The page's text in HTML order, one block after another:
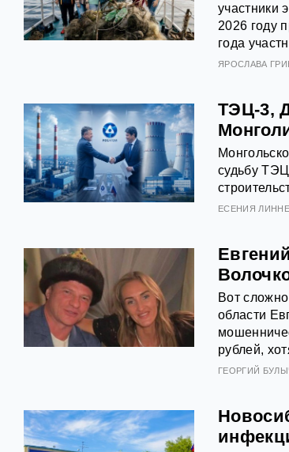
участники
2026 году
года
ЯРОСЛАВА
ТЭЦ-3,
судьбу
ЕСЕНИЯ
Вот
области
рублей,
ГЕОРГИЙ